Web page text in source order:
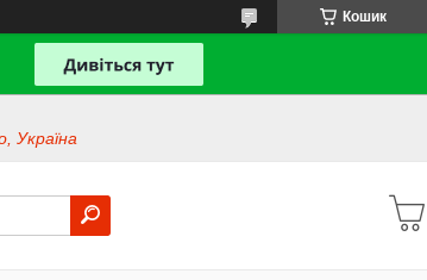
Кошик
Україна